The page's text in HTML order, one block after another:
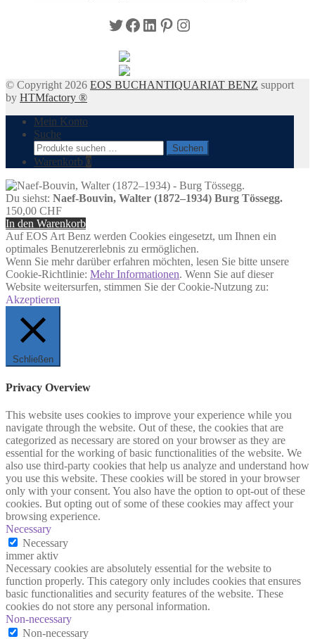
Twitter
Facebook
LinkedIn
Pinterest
Instagram
© Copyright 2026 EOS BUCHANTIQUARIAT BENZ support
by HTMfactory ®
Mein Konto
Suche
Suchen
nach:
Suchen
Warenkorb 0
Du siehst: Naef-Bouvin, Walter (1872–1934) Burg Tössegg.
150,00 CHF
In den Warenkorb
Auf EOS Art Benz werden Cookies eingesetzt, um Ihnen ein
optimales Benutzererlebnis zu ermöglichen.
Wenn Sie mehr darüber erfahren möchten, lesen Sie bitte unsere
Cookie-Richtlinie: Mehr Informationen. Wenn Sie auf dieser
Website weitersurfen, stimmen Sie der Cookie-Nutzung zu:
Akzeptieren
Schließen
Privacy Overview
This website uses cookies to improve your experience while you
navigate through the website. Out of these, the cookies that are
categorized as necessary are stored on your browser as they are
essential for the working of basic functionalities of the website. We
also use third-party cookies that help us analyze and understand how
you use this website. These cookies will be stored in your browser
only with your consent. You also have the option to opt-out of these
cookies. But opting out of some of these cookies may affect your
browsing experience.
Necessary
Necessary
immer aktiv
Necessary cookies are absolutely essential for the website to
function properly. This category only includes cookies that ensures
basic functionalities and security features of the website. These
cookies do not store any personal information.
Non-necessary
Non-necessary